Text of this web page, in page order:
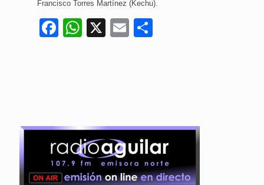
Francisco Torres Martínez (Kechu).
Facebook
WhatsApp
X Email